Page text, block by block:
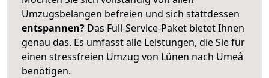
Umzugsbelangen befreien und sich stattdessen
entspannen? Das Full-Service-Paket bietet Ihnen
genau das. Es umfasst alle Leistungen, die Sie für
einen stressfreien Umzug von Lünen nach Umeå
benötigen.